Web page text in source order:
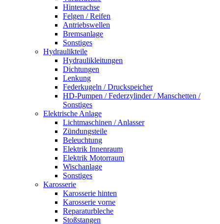
Hinterachse
Felgen / Reifen
Antriebswellen
Bremsanlage
Sonstiges
Hydraulikteile
Hydraulikleitungen
Dichtungen
Lenkung
Federkugeln / Druckspeicher
HD-Pumpen / Federzylinder / Manschetten /
Sonstiges
Elektrische Anlage
Lichtmaschinen / Anlasser
Zündungsteile
Beleuchtung
Elektrik Innenraum
Elektrik Motorraum
Wischanlage
Sonstiges
Karosserie
Karosserie hinten
Karosserie vorne
Reparaturbleche
Stoßstangen